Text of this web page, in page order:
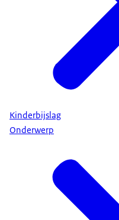
Kinderbijslag
Onderwerp